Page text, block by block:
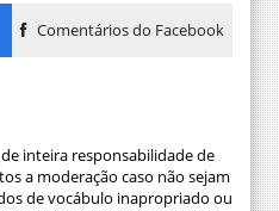
Comentários do Facebook
inteira responsabilidade de
a moderação caso não sejam
de vocábulo inapropriado ou